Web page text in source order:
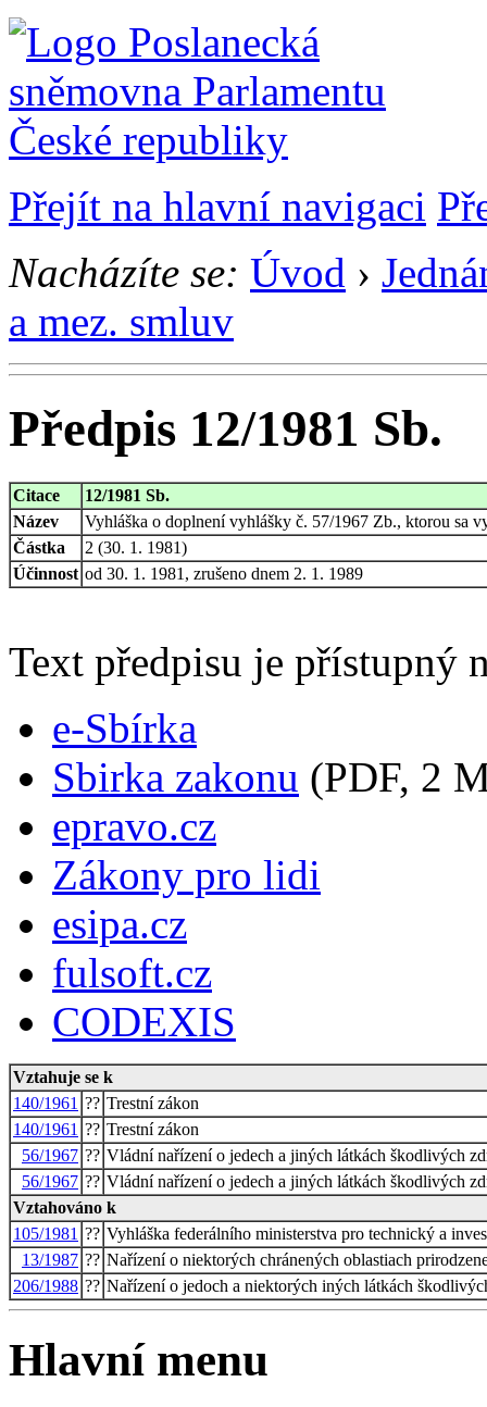
Přejít na hlavní navigaci
Nacházíte se: Úvod ›
a mez. smluv
Předpis 12/1981 Sb.
Citace
12/1981 Sb.
Název
Vyhláška o doplnení vyhlášky č. 57/1967 Zb., ktorou sa
Částka
2 (30. 1. 1981)
Účinnost od 30. 1. 1981, zrušeno dnem 2. 1. 1989
Text předpisu je přístupný
e-Sbírka
Sbirka zakonu (PDF, 2
epravo.cz
Zákony pro lidi
esipa.cz
fulsoft.cz
CODEXIS
Vztahuje se k
140/1961 ?? Trestní zákon
140/1961 ?? Trestní zákon
56/1967 ?? Vládní nařízení o jedech a jiných látkách škodlivých
56/1967 ?? Vládní nařízení o jedech a jiných látkách škodlivých
Vztahováno k
105/1981 ?? Vyhláška federálního ministerstva pro technický a
13/1987 ?? Nařízení o niektorých chránených oblastiach
206/1988 ?? Nařízení o jedoch a niektorých iných látkách
Hlavní menu